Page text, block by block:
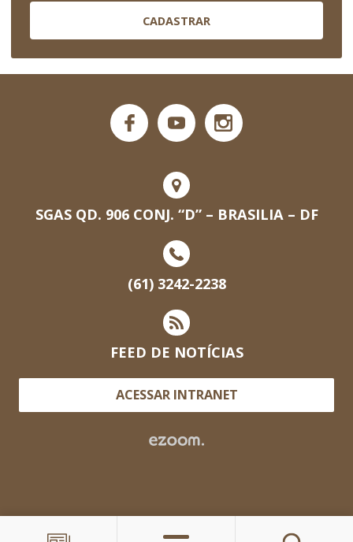
CADASTRAR
SGAS QD. 906 CONJ. “D” – BRASILIA – DF
(61) 3242-2238
FEED DE NOTÍCIAS
ACESSAR INTRANET